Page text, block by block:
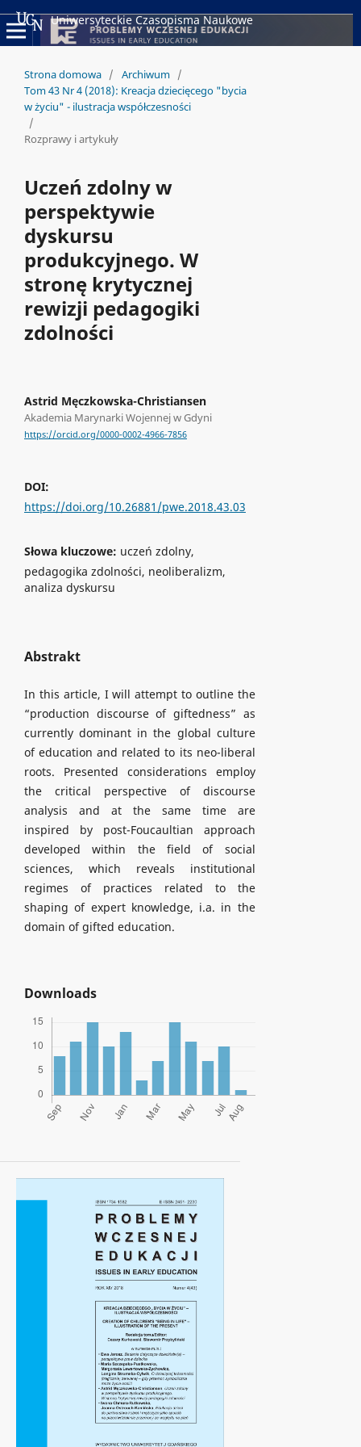
Uniwersyteckie Czasopisma Naukowe
Strona domowa / Archiwum /
Tom 43 Nr 4 (2018): Kreacja dziecięcego "bycia
w życiu" - ilustracja współczesności
/
Rozprawy i artykuły
Uczeń zdolny w
perspektywie
dyskursu
produkcyjnego. W
stronę krytycznej
rewizji pedagogiki
zdolności
Astrid Męczkowska-Christiansen
Akademia Marynarki Wojennej w Gdyni
https://orcid.org/0000-0002-4966-7856
DOI:
https://doi.org/10.26881/pwe.2018.43.03
Słowa kluczowe: uczeń zdolny,
pedagogika zdolności, neoliberalizm,
analiza dyskursu
Abstrakt
In this article, I will attempt to outline the
“production discourse of giftedness” as
currently dominant in the global culture
of education and related to its neo-liberal
roots. Presented considerations employ
the critical perspective of discourse
analysis and at the same time are
inspired by post-Foucaultian approach
developed within the field of social
sciences, which reveals institutional
regimes of practices related to the
shaping of expert knowledge, i.a. in the
domain of gifted education.
Downloads